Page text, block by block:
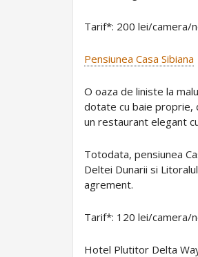
Tarif*: 200 lei/camera/
Pensiunea Casa Sibiana
O oaza de liniste la
dotate cu baie proprie,
un restaurant elegant
Totodata, pensiunea
Deltei Dunarii si
agrement.
Tarif*: 120 lei/camera/
Hotel Plutitor Delta